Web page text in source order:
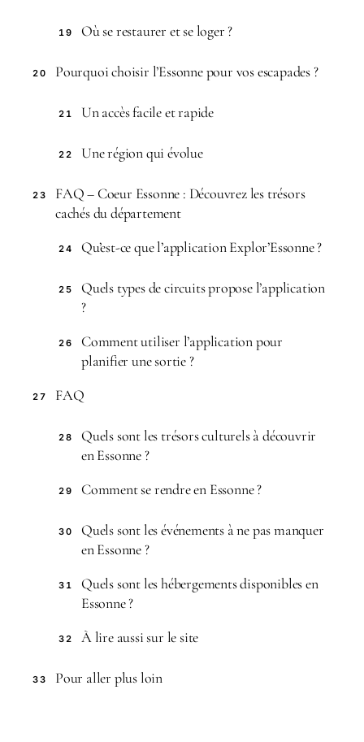
19 Où se restaurer et se loger ?
20 Pourquoi choisir l’Essonne pour vos escapades ?
21 Un accès facile et rapide
22 Une région qui évolue
23
FAQ – Coeur Essonne : Découvrez les trésors
cachés du département
24 Qu’est-ce que l’application Explor’Essonne ?
25
Quels types de circuits propose l’application
?
26
Comment utiliser l’application pour
planifier une sortie ?
27 FAQ
28
Quels sont les trésors culturels à découvrir
en Essonne ?
29 Comment se rendre en Essonne ?
30
Quels sont les événements à ne pas manquer
en Essonne ?
31
Quels sont les hébergements disponibles en
Essonne ?
32 À lire aussi sur le site
33 Pour aller plus loin